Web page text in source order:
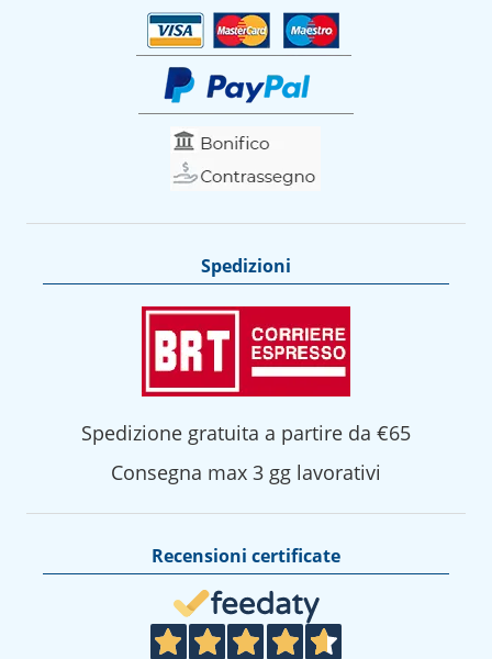
Spedizioni
Spedizione gratuita a partire da €65
Consegna max 3 gg lavorativi
Recensioni certificate